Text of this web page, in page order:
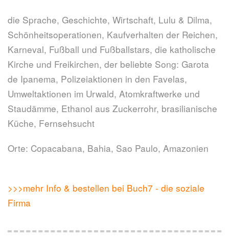
die Sprache, Geschichte, Wirtschaft, Lulu & Dilma,
Schönheitsoperationen, Kaufverhalten der Reichen,
Karneval, Fußball und Fußballstars, die katholische
Kirche und Freikirchen, der beliebte Song: Garota
de Ipanema, Polizeiaktionen in den Favelas,
Umweltaktionen im Urwald, Atomkraftwerke und
Staudämme, Ethanol aus Zuckerrohr, brasilianische
Küche, Fernsehsucht
Orte: Copacabana, Bahia, Sao Paulo, Amazonien
>>>mehr Info & bestellen bei Buch7 - die soziale
Firma